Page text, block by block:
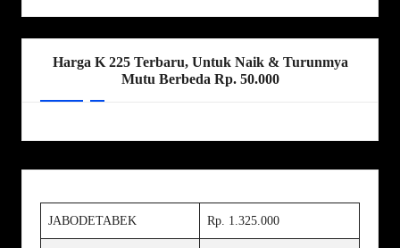
Harga K 225 Terbaru, Untuk Naik & Turunmya
Mutu Berbeda Rp. 50.000
JABODETABEK Rp. 1.325.000